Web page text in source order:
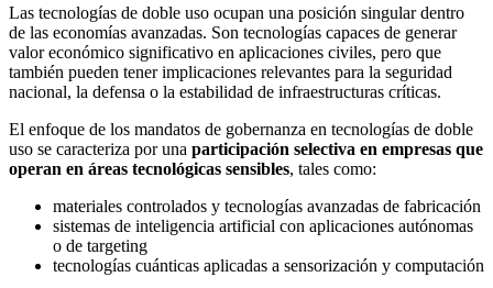
Las tecnologías de doble uso ocupan una posición singular dentro
de las economías avanzadas. Son tecnologías capaces de generar
valor económico significativo en aplicaciones civiles, pero que
también pueden tener implicaciones relevantes para la seguridad
nacional, la defensa o la estabilidad de infraestructuras críticas.
El enfoque de los mandatos de gobernanza en tecnologías de doble
uso se caracteriza por una participación selectiva en empresas que
operan en áreas tecnológicas sensibles, tales como:
materiales controlados y tecnologías avanzadas de fabricación
sistemas de inteligencia artificial con aplicaciones autónomas
o de targeting
tecnologías cuánticas aplicadas a sensorización y computación